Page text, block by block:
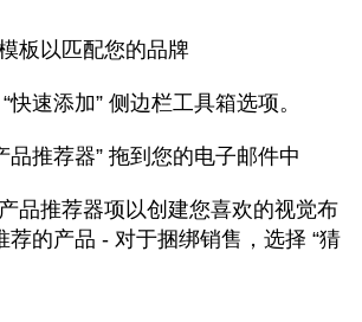
板以匹配您的品牌
快速添加” 侧边栏工具箱选项。
品推荐器” 拖到您的电子邮件中
品推荐器项以创建您喜欢的视觉布
荐的产品 - 对于捆绑销售，选择 “猜